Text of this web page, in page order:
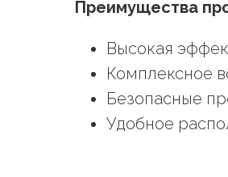
Преимущества
Высокая
Комплексное
Безопасные
Удобное